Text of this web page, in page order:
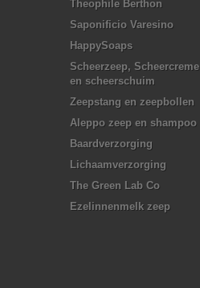
Theophile Berthon
Saponificio Varesino
HappySoaps
Scheerzeep, Scheercreme
en scheerschuim
Zeepstang en zeepbollen
Aleppo zeep en shampoo
Baardverzorging
Lichaamverzorging
The Green Lab Co
Ezelinnenmelk zeep